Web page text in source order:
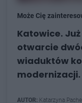
Może Cię
Katowice.
otwarcie
wiaduktów
modernizacji.
AUTOR: Katarzyna